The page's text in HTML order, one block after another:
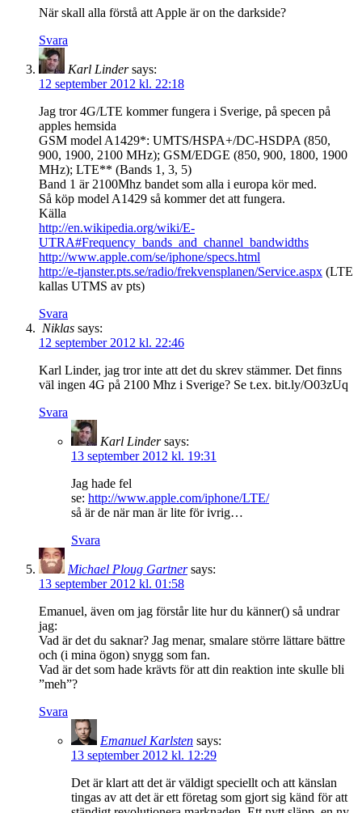
När skall alla förstå att Apple är on the darkside?
Svara
Karl Linder says:
12 september 2012 kl. 22:18
Jag tror 4G/LTE kommer fungera i Sverige, på specen på
apples hemsida
GSM model A1429*: UMTS/HSPA+/DC-HSDPA (850,
900, 1900, 2100 MHz); GSM/EDGE (850, 900, 1800, 1900
MHz); LTE** (Bands 1, 3, 5)
Band 1 är 2100Mhz bandet som alla i europa kör med.
Så köp model A1429 så kommer det att fungera.
Källa
http://en.wikipedia.org/wiki/E-
UTRA#Frequency_bands_and_channel_bandwidths
http://www.apple.com/se/iphone/specs.html
http://e-tjanster.pts.se/radio/frekvensplanen/Service.aspx (LTE
kallas UTMS av pts)
Svara
Niklas says:
12 september 2012 kl. 22:46
Karl Linder, jag tror inte att det du skrev stämmer. Det finns
väl ingen 4G på 2100 Mhz i Sverige? Se t.ex. bit.ly/O03zUq
Svara
Karl Linder says:
13 september 2012 kl. 19:31
Jag hade fel
se: http://www.apple.com/iphone/LTE/
så är de när man är lite för ivrig…
Svara
Michael Ploug Gartner says:
13 september 2012 kl. 01:58
Emanuel, även om jag förstår lite hur du känner() så undrar
jag:
Vad är det du saknar? Jag menar, smalare större lättare bättre
och (i mina ögon) snygg som fan.
Vad är det som hade krävts för att din reaktion inte skulle bli
”meh”?
Svara
Emanuel Karlsten says:
13 september 2012 kl. 12:29
Det är klart att det är väldigt speciellt och att känslan
tingas av att det är ett företag som gjort sig känd för att